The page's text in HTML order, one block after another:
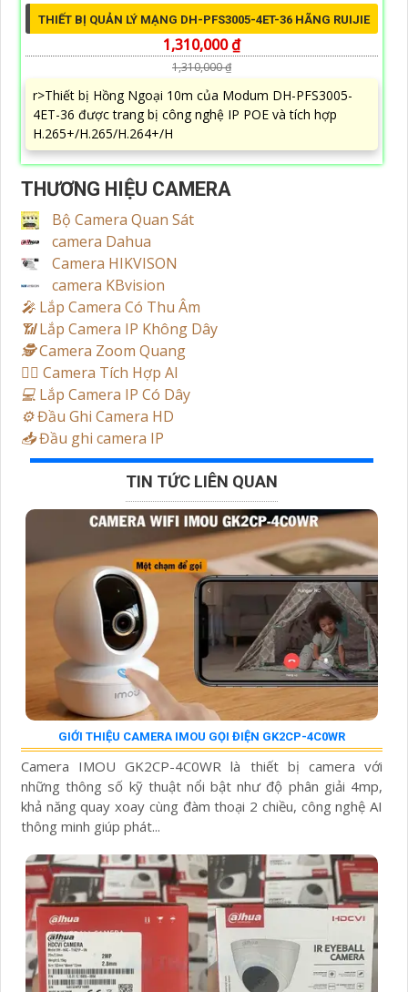
THIẾT BỊ QUẢN LÝ MẠNG DH-PFS3005-4ET-36 HÃNG RUIJIE
1,310,000 ₫
1,310,000 ₫
r>Thiết bị Hồng Ngoại 10m của Modum DH-PFS3005-
4ET-36 được trang bị công nghệ IP POE và tích hợp
H.265+/H.265/H.264+/H
THƯƠNG HIỆU CAMERA
Bộ Camera Quan Sát
camera Dahua
Camera HIKVISON
camera KBvision
️🎤️ Lắp Camera Có Thu Âm
📶Lắp Camera IP Không Dây
🕵️Camera Zoom Quang
🧛‍♀️ Camera Tích Hợp AI
💻 Lắp Camera IP Có Dây
⚙️Đầu Ghi Camera HD
📥Đầu ghi camera IP
TIN TỨC LIÊN QUAN
GIỚI THIỆU CAMERA IMOU GỌI ĐIỆN GK2CP-4C0WR
Camera IMOU GK2CP-4C0WR là thiết bị camera với
những thông số kỹ thuật nổi bật như độ phân giải 4mp,
khả năng quay xoay cùng đàm thoại 2 chiều, công nghệ AI
thông minh giúp phát...